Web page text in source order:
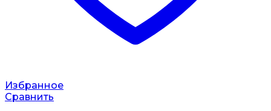
Избранное
Сравнить